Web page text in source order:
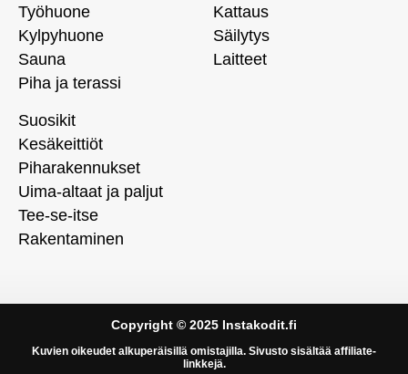
Työhuone
Kylpyhuone
Sauna
Piha ja terassi
Kattaus
Säilytys
Laitteet
Suosikit
Kesäkeittiöt
Piharakennukset
Uima-altaat ja paljut
Tee-se-itse
Rakentaminen
Copyright © 2025 Instakodit.fi
Kuvien oikeudet alkuperäisillä omistajilla. Sivusto sisältää affiliate-
linkkejä.